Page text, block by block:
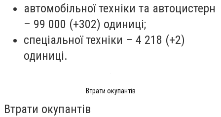
автомобільної техніки та автоцистерн
– 99 000 (+302) одиниці;
спеціальної техніки – 4 218 (+2)
одиниці.
Втрати окупантів
Втрати окупантів